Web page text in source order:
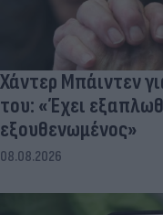
Χάντερ Μπάιντεν
του: «Έχει
εξουθενωμένος»
08.08.2026